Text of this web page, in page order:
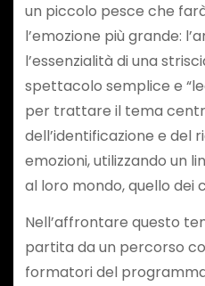
un piccolo pesce che
l’emozione più grande:
l’essenzialità di una
spettacolo semplice e
per trattare il tema
dell’identificazione e del
emozioni, utilizzando un
al loro mondo, quello dei
Nell’affrontare questo
partita da un percorso
formatori del programma